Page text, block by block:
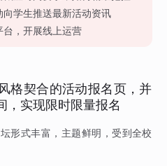
学生推送最新活动资讯
，开展线上运营
格契合的活动报名页，并
，实现限时限量报名
形式丰富，主题鲜明，受到全校